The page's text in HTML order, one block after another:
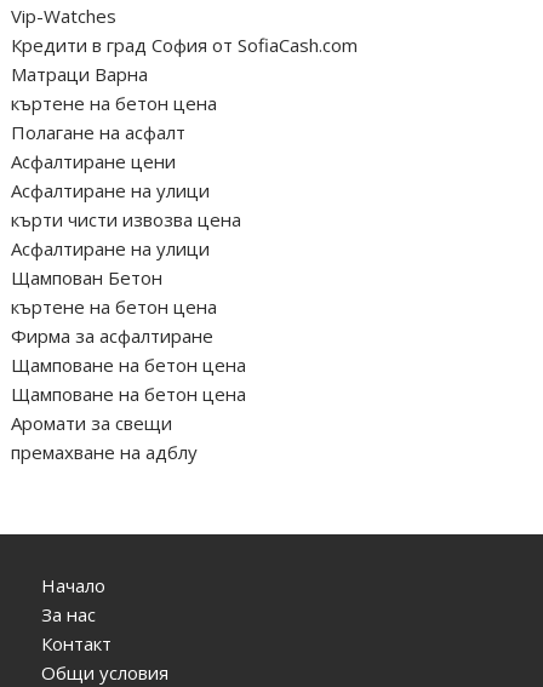
Vip-Watches
Кредити в град София от SofiaCash.com
Матраци Варна
къртене на бетон цена
Полагане на асфалт
Асфалтиране цени
Асфалтиране на улици
кърти чисти извозва цена
Асфалтиране на улици
Щампован Бетон
къртене на бетон цена
Фирма за асфалтиране
Щамповане на бетон цена
Щамповане на бетон цена
Аромати за свещи
премахване на адблу
Начало
За нас
Контакт
Общи условия